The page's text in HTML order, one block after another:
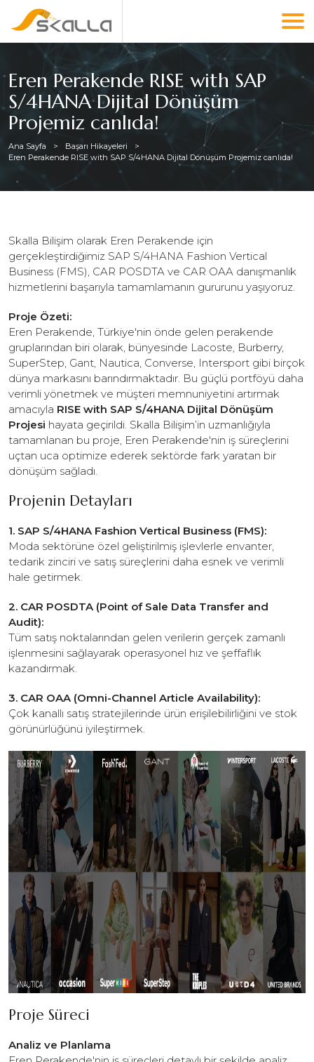
Eren Perakende RISE with SAP
S/4HANA Dijital Dönüşüm
Projemiz canlıda!
Ana Sayfa
Başarı Hikayeleri
Eren Perakende RISE with SAP S/4HANA Dijital Dönüşüm Projemiz canlıda!
Skalla Bilişim olarak Eren Perakende için
gerçekleştirdiğimiz SAP S/4HANA Fashion Vertical
Business (FMS), CAR POSDTA ve CAR OAA danışmanlık
hizmetlerini başarıyla tamamlamanın gururunu yaşıyoruz.
Proje Özeti:
Eren Perakende, Türkiye'nin önde gelen perakende
gruplarından biri olarak, bünyesinde Lacoste, Burberry,
SuperStep, Gant, Nautica, Converse, Intersport gibi birçok
dünya markasını barındırmaktadır. Bu güçlü portföyü daha
verimli yönetmek ve müşteri memnuniyetini artırmak
amacıyla RISE with SAP S/4HANA Dijital Dönüşüm
Projesi hayata geçirildi. Skalla Bilişim’in uzmanlığıyla
tamamlanan bu proje, Eren Perakende'nin iş süreçlerini
uçtan uca optimize ederek sektörde fark yaratan bir
dönüşüm sağladı.
Projenin Detayları
1. SAP S/4HANA Fashion Vertical Business (FMS):
Moda sektörüne özel geliştirilmiş işlevlerle envanter,
tedarik zinciri ve satış süreçlerini daha esnek ve verimli
hale getirmek.
2. CAR POSDTA (Point of Sale Data Transfer and
Audit):
Tüm satış noktalarından gelen verilerin gerçek zamanlı
işlenmesini sağlayarak operasyonel hız ve şeffaflık
kazandırmak.
3. CAR OAA (Omni-Channel Article Availability):
Çok kanallı satış stratejilerinde ürün erişilebilirliğini ve stok
görünürlüğünü iyileştirmek.
Proje Süreci
Analiz ve Planlama